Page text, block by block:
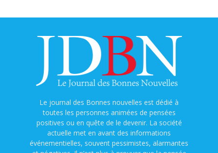
Le journal des Bonnes nouvelles est dédié à
toutes les personnes animées de pensées
positives ou en quête de le devenir. La société
actuelle met en avant des informations
événementielles, souvent pessimistes, alarmantes